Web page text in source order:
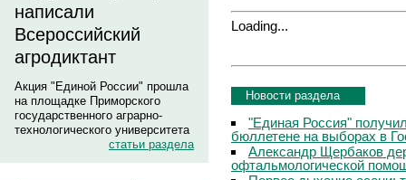
написали
Всероссийский
агродиктант
Акция "Единой России" прошла
на площадке Приморского
государственного аграрно-
технологического университета
статьи раздела
Loading...
Новости раздела
"Единая Россия"
бюллетене на выборах в
Александр Щербаков
офтальмологической